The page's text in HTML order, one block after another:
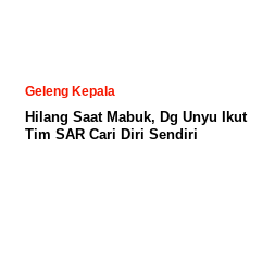
Geleng Kepala
Hilang Saat Mabuk, Dg Unyu Ikut
Tim SAR Cari Diri Sendiri